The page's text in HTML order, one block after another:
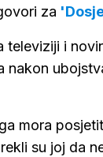
za
televiziji i
nakon
mora
su joj da